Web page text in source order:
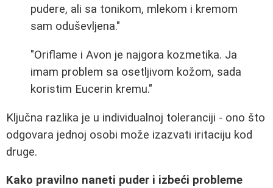
pudere, ali sa tonikom, mlekom i kremom
sam oduševljena."
"Oriflame i Avon je najgora kozmetika. Ja
imam problem sa osetljivom kožom, sada
koristim Eucerin kremu."
Ključna razlika je u individualnoj toleranciji - ono što
odgovara jednoj osobi može izazvati iritaciju kod
druge.
Kako pravilno naneti puder i izbeći probleme